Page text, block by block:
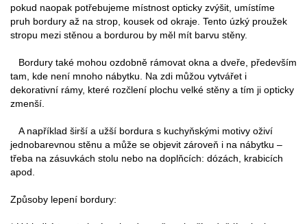
pokud naopak potřebujeme místnost opticky zvýšit, umístíme
pruh bordury až na strop, kousek od okraje. Tento úzký proužek
stropu mezi stěnou a bordurou by měl mít barvu stěny.
Bordury také mohou ozdobně rámovat okna a dveře, především
tam, kde není mnoho nábytku. Na zdi můžou vytvářet i
dekorativní rámy, které rozčlení plochu velké stěny a tím ji opticky
zmenší.
A například širší a užší bordura s kuchyňskými motivy oživí
jednobarevnou stěnu a může se objevit zároveň i na nábytku –
třeba na zásuvkách stolu nebo na doplňcích: dózách, krabicích
apod.
Způsoby lepení bordury: